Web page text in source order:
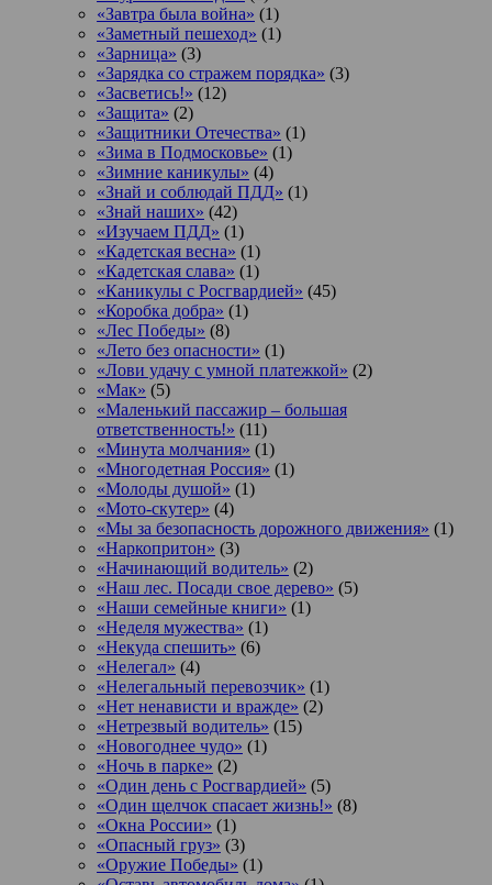
«Завтра была война» (1)
«Заметный пешеход» (1)
«Зарница» (3)
«Зарядка со стражем порядка» (3)
«Засветись!» (12)
«Защита» (2)
«Защитники Отечества» (1)
«Зима в Подмосковье» (1)
«Зимние каникулы» (4)
«Знай и соблюдай ПДД» (1)
«Знай наших» (42)
«Изучаем ПДД» (1)
«Кадетская весна» (1)
«Кадетская слава» (1)
«Каникулы с Росгвардией» (45)
«Коробка добра» (1)
«Лес Победы» (8)
«Лето без опасности» (1)
«Лови удачу с умной платежкой» (2)
«Мак» (5)
«Маленький пассажир – большая
ответственность!» (11)
«Минута молчания» (1)
«Многодетная Россия» (1)
«Молоды душой» (1)
«Мото-скутер» (4)
«Мы за безопасность дорожного движения» (1)
«Наркопритон» (3)
«Начинающий водитель» (2)
«Наш лес. Посади свое дерево» (5)
«Наши семейные книги» (1)
«Неделя мужества» (1)
«Некуда спешить» (6)
«Нелегал» (4)
«Нелегальный перевозчик» (1)
«Нет ненависти и вражде» (2)
«Нетрезвый водитель» (15)
«Новогоднее чудо» (1)
«Ночь в парке» (2)
«Один день с Росгвардией» (5)
«Один щелчок спасает жизнь!» (8)
«Окна России» (1)
«Опасный груз» (3)
«Оружие Победы» (1)